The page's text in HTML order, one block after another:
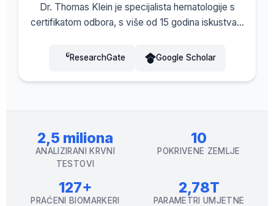
Dr. Thomas Klein je specijalista hematologije s
certifikatom odbora, s više od 15 godina iskustva u
Kao glavni medicinski direktor u Kantesti AI, vodi
točnost vlasničke neuronske mreže. Dr. Klein je
objavljivao radove o analizi biomarkera i optimizaciji
referentnih raspona specifičnih za populaciju.
ResearchGate Google Scholar
2,5 miliona
ANALIZIRANI KRVNI
TESTOVI
10
POKRIVENE ZEMLJE
127+
PRAĆENI BIOMARKERI
2,78T
PARAMETRI UMJETNE